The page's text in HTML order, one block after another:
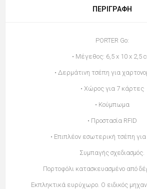
ΠΕΡΙΓΡΑΦΉ
PORTER Go:
• Mέγεθος: 6,5 x 10 x 2,5
• Δερμάτινη τσέπη για
• Χώρος για 7 κάρτες
• Κούμπωμα
• Προστασία RFID
• Επιπλέον εσωτερική τσέπη
Συμπαγής σχεδιασμός.
Πορτοφόλι κατασκευασμένο από
Εκπληκτικά ευρύχωρο. Ο ειδικός